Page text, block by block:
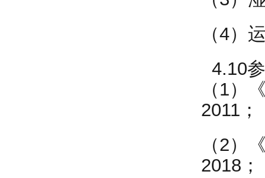
（4）
4.10
（1）
2011；
（2）
2018；